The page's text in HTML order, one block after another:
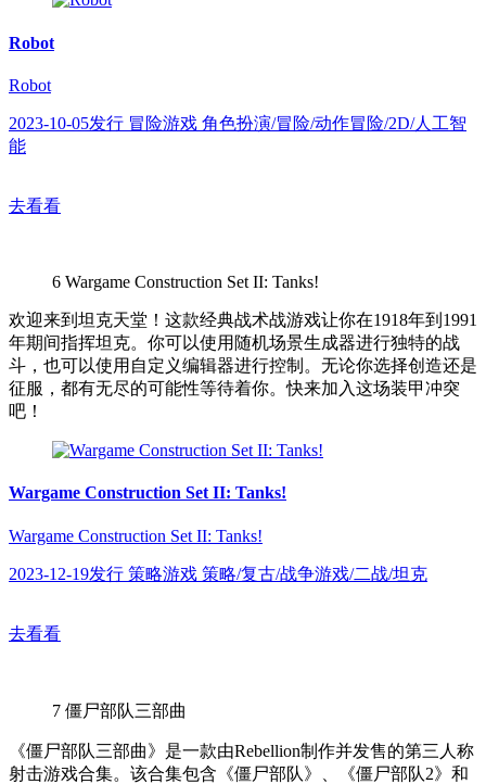
Robot
Robot
2023-10-05发行 冒险游戏 角色扮演/冒险/动作冒险/2D/人工智
能
去看看
6 Wargame Construction Set II: Tanks!
欢迎来到坦克天堂！这款经典战术战游戏让你在1918年到1991
年期间指挥坦克。你可以使用随机场景生成器进行独特的战
斗，也可以使用自定义编辑器进行控制。无论你选择创造还是
征服，都有无尽的可能性等待着你。快来加入这场装甲冲突
吧！
Wargame Construction Set II: Tanks!
Wargame Construction Set II: Tanks!
2023-12-19发行 策略游戏 策略/复古/战争游戏/二战/坦克
去看看
7 僵尸部队三部曲
《僵尸部队三部曲》是一款由Rebellion制作并发售的第三人称
射击游戏合集。该合集包含《僵尸部队》、《僵尸部队2》和